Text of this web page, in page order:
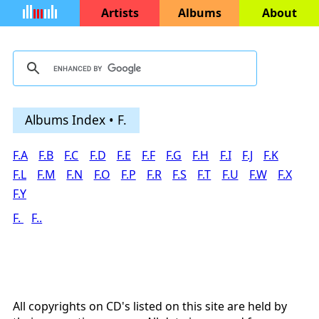
Artists Albums About
Albums Index • F.
F.A F.B F.C F.D F.E F.F F.G F.H F.I F.J
F.K
F.L
F.M F.N F.O F.P F.R F.S F.T F.U F.W
F.X
F.Y
F.
F..
All copyrights on CD's listed on this site are held by